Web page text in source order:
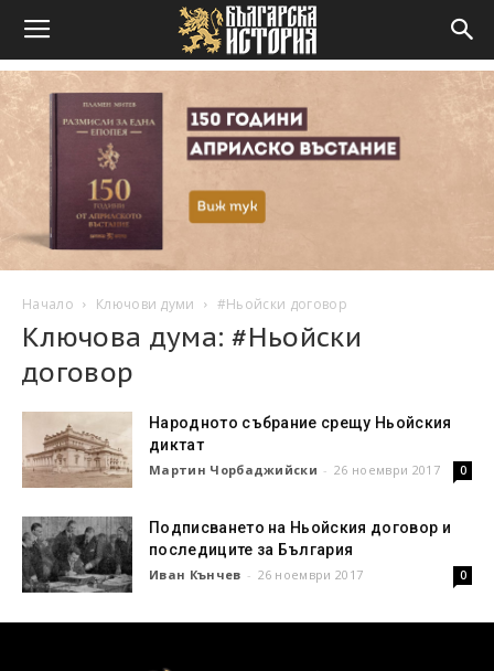
Начало Ключови думи #Ньойски договор
Ключова дума: #Ньойски
договор
Народното събрание срещу Ньойския
диктат
Мартин Чорбаджийски - 26 ноември 2017 0
Подписването на Ньойския договор и
последиците за България
Иван Кънчев - 26 ноември 2017 0